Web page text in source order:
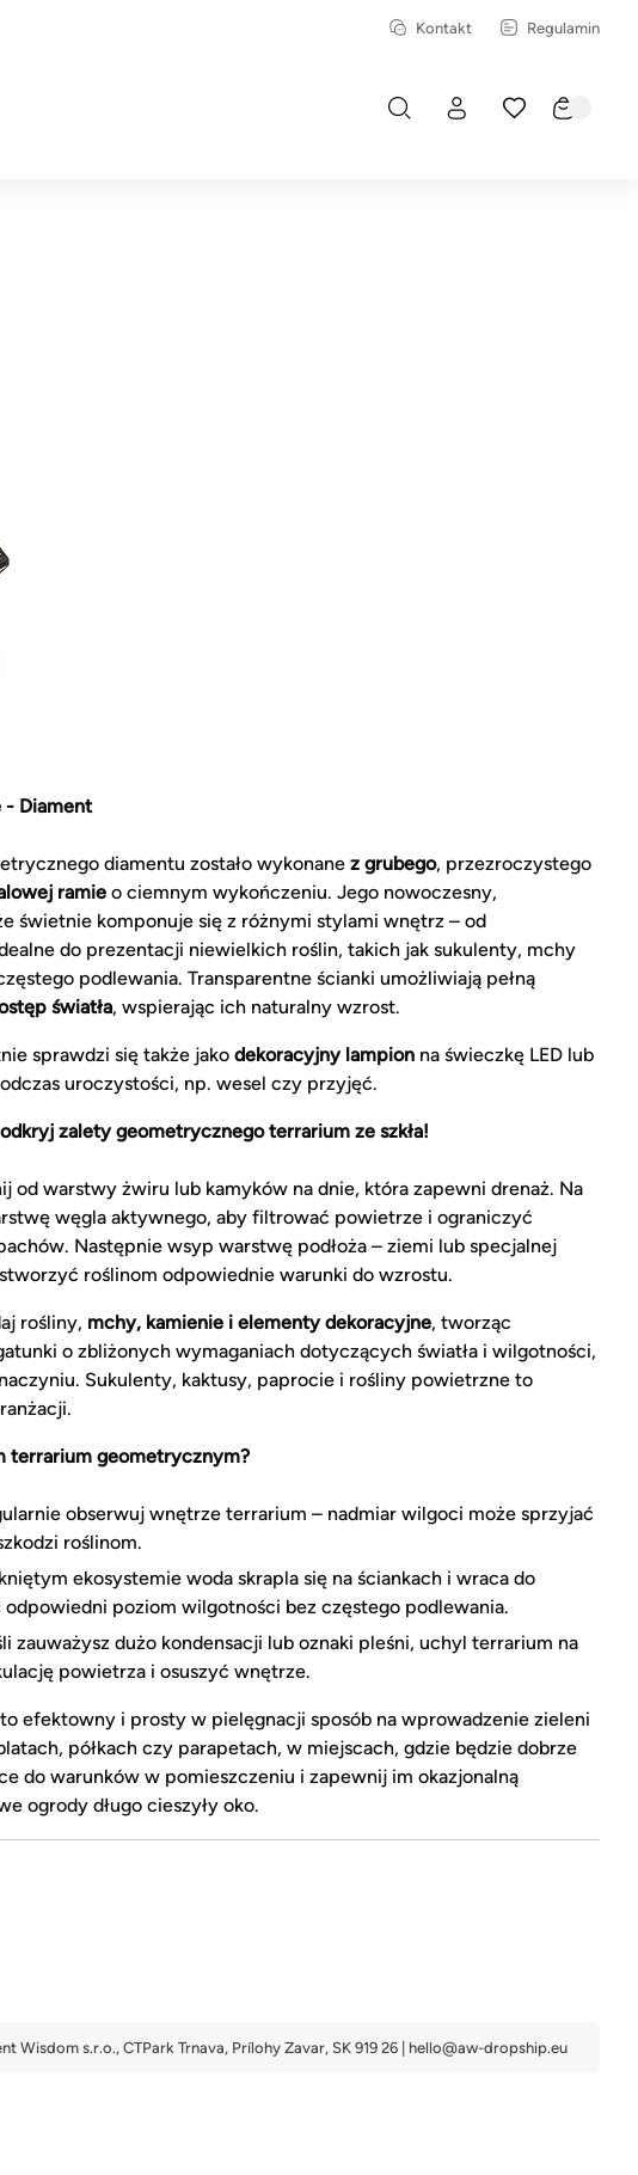
Kontakt Regulamin
- Diament
diamentu zostało wykonane z grubego, przezroczystego
ramie o ciemnym wykończeniu. Jego nowoczesny,
świetnie komponuje się z różnymi stylami wnętrz – od
do prezentacji niewielkich roślin, takich jak sukulenty, mchy
podlewania. Transparentne ścianki umożliwiają pełną
światła, wspierając ich naturalny wzrost.
sprawdzi się także jako dekoracyjny lampion na świeczkę LED lub
uroczystości, np. wesel czy przyjęć.
zalety geometrycznego terrarium ze szkła!
od warstwy żwiru lub kamyków na dnie, która zapewni drenaż. Na
węgla aktywnego, aby filtrować powietrze i ograniczyć
Następnie wsyp warstwę podłoża – ziemi lub specjalnej
roślinom odpowiednie warunki do wzrostu.
rośliny, mchy, kamienie i elementy dekoracyjne, tworząc
o zbliżonych wymaganiach dotyczących światła i wilgotności,
Sukulenty, kaktusy, paprocie i rośliny powietrzne to
terrarium geometrycznym?
obserwuj wnętrze terrarium – nadmiar wilgoci może sprzyjać
roślinom.
ekosystemie woda skrapla się na ściankach i wraca do
odpowiedni poziom wilgotności bez częstego podlewania.
zauważysz dużo kondensacji lub oznaki pleśni, uchyl terrarium na
powietrza i osuszyć wnętrze.
to efektowny i prosty w pielęgnacji sposób na wprowadzenie zieleni
półkach czy parapetach, w miejscach, gdzie będzie dobrze
do warunków w pomieszczeniu i zapewnij im okazjonalną
ogrody długo cieszyły oko.